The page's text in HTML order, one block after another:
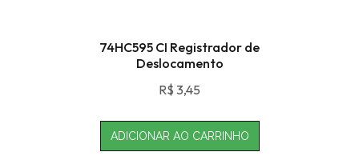
74HC595 CI Registrador de
Deslocamento
R$ 3,45
ADICIONAR AO CARRINHO